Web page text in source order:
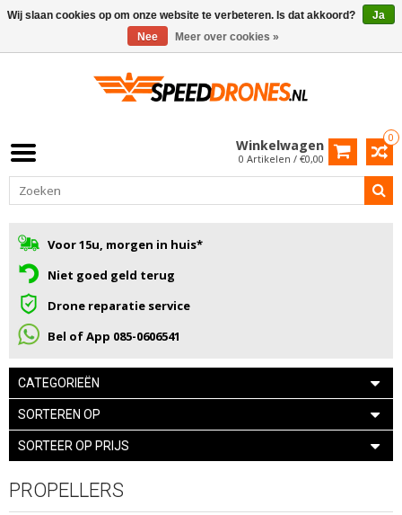
0
Winkelwagen
0 Artikelen / €0,00
Voor 15u, morgen in huis*
Niet goed geld terug
Drone reparatie service
Bel of App 085-0606541
CATEGORIEËN
SORTEREN OP
SORTEER OP PRIJS
PROPELLERS
Wij slaan cookies op om onze website te verbeteren. Is dat akkoord?
Ja
Nee
Meer over cookies »